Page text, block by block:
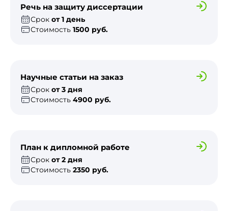
Речь на защиту диссертации
Срок от 1 день
Стоимость 1500 руб.
Научные статьи на заказ
Срок от 3 дня
Стоимость 4900 руб.
План к дипломной работе
Срок от 2 дня
Стоимость 2350 руб.